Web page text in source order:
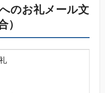
のお礼メール文
）